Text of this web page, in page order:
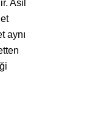
Asıl
aynı